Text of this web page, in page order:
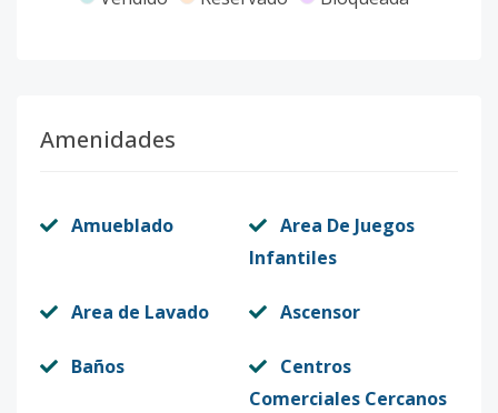
Amenidades
Amueblado
Area De Juegos
Infantiles
Area de Lavado Ascensor
Baños
Centros
Comerciales Cercanos